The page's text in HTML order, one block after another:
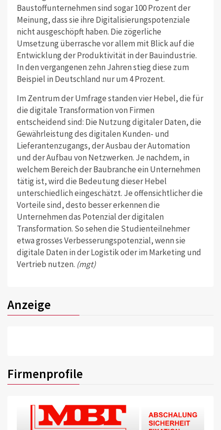
Baustoffunternehmen sind sogar 100 Prozent der
Meinung, dass sie ihre Digitalisierungspotenziale
nicht ausgeschöpft haben. Die zögerliche
Umsetzung überrasche vor allem mit Blick auf die
Entwicklung der Produktivität in der Bauindustrie.
In den vergangenen zehn Jahren stieg diese zum
Beispiel in Deutschland nur um 4 Prozent.
Im Zentrum der Umfrage standen vier Hebel, die für
die digitale Transformation von Firmen
entscheidend sind: Die Nutzung digitaler Daten, die
Gewährleistung des digitalen Kunden- und
Lieferantenzugangs, der Ausbau der Automation
und der Aufbau von Netzwerken. Je nachdem, in
welchem Bereich der Baubranche ein Unternehmen
tätig ist, wird die Bedeutung dieser Hebel
unterschiedlich eingeschätzt. Je offensichtlicher die
Vorteile sind, desto besser erkennen die
Unternehmen das Potenzial der digitalen
Transformation. So sehen die Studienteilnehmer
etwa grosses Verbesserungspotenzial, wenn sie
digitale Daten in der Logistik oder im Marketing und
Vertrieb nutzen. (mgt)
Anzeige
Firmenprofile